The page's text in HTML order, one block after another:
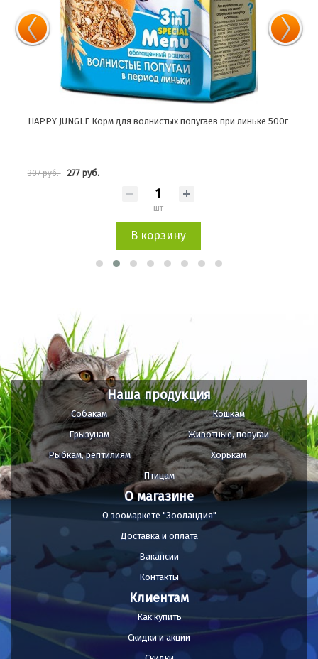
HAPPY JUNGLE Корм для волнистых попугаев при линьке 500г
307 руб. 277 руб.
шт
В корзину
Наша продукция
Собакам
Кошкам
Грызунам
Животные, попугаи
Рыбкам, рептилиям
Хорькам
Птицам
О магазине
О зоомаркете "Зооландия"
Доставка и оплата
Вакансии
Контакты
Клиентам
Как купить
Скидки и акции